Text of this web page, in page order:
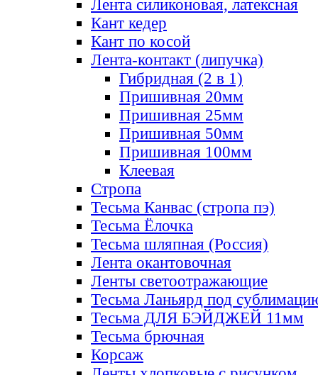
Лента силиконовая, латексная
Кант кедер
Кант по косой
Лента-контакт (липучка)
Гибридная (2 в 1)
Пришивная 20мм
Пришивная 25мм
Пришивная 50мм
Пришивная 100мм
Клеевая
Стропа
Тесьма Канвас (стропа пэ)
Тесьма Ёлочка
Тесьма шляпная (Россия)
Лента окантовочная
Ленты светоотражающие
Тесьма Ланьярд под
Тесьма ДЛЯ БЭЙДЖЕЙ 11мм
Тесьма брючная
Корсаж